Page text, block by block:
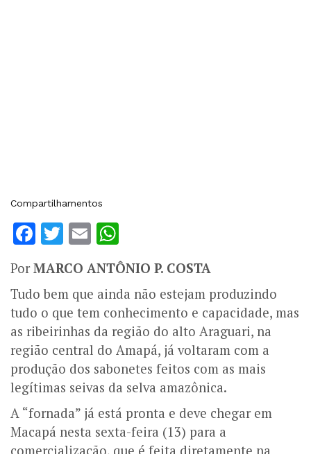
Compartilhamentos
Facebook
Twitter
Email
PorMARCO ANTÔNIO P. COSTA
Tudo bem que ainda não estejam produzindo
tudo o que tem conhecimento e capacidade, mas
as ribeirinhas da região do alto Araguari, na
região central do Amapá, já voltaram com a
produção dos sabonetes feitos com as mais
legítimas seivas da selva amazônica.
A “fornada” já está pronta e deve chegar em
Macapá nesta sexta-feira (13) para a
comercialização, que é feita diretamente na